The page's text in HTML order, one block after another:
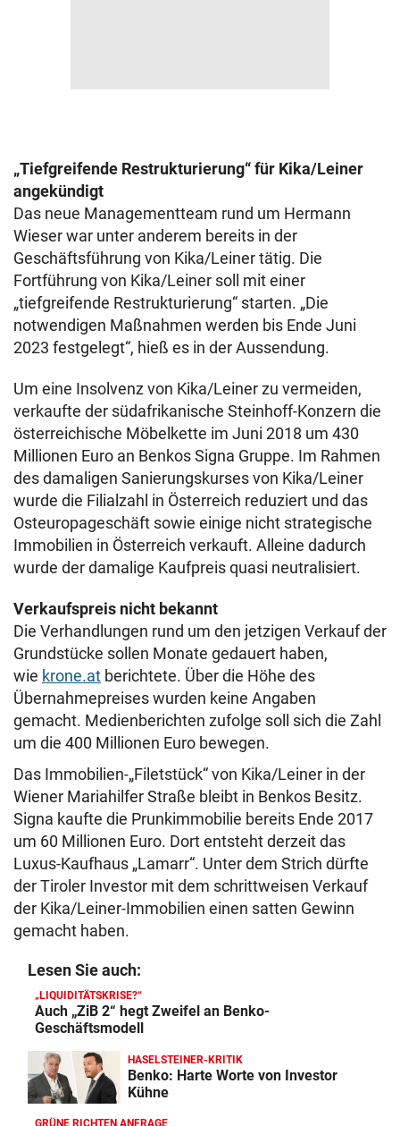
„Tiefgreifende Restrukturierung“ für Kika/Leiner
angekündigt
Das neue Managementteam rund um Hermann
Wieser war unter anderem bereits in der
Geschäftsführung von Kika/Leiner tätig. Die
Fortführung von Kika/Leiner soll mit einer
„tiefgreifende Restrukturierung“ starten. „Die
notwendigen Maßnahmen werden bis Ende Juni
2023 festgelegt“, hieß es in der Aussendung.
Um eine Insolvenz von Kika/Leiner zu vermeiden,
verkaufte der südafrikanische Steinhoff-Konzern die
österreichische Möbelkette im Juni 2018 um 430
Millionen Euro an Benkos Signa Gruppe. Im Rahmen
des damaligen Sanierungskurses von Kika/Leiner
wurde die Filialzahl in Österreich reduziert und das
Osteuropageschäft sowie einige nicht strategische
Immobilien in Österreich verkauft. Alleine dadurch
wurde der damalige Kaufpreis quasi neutralisiert.
Verkaufspreis nicht bekannt
Die Verhandlungen rund um den jetzigen Verkauf der
Grundstücke sollen Monate gedauert haben,
wie krone.at berichtete. Über die Höhe des
Übernahmepreises wurden keine Angaben
gemacht. Medienberichten zufolge soll sich die Zahl
um die 400 Millionen Euro bewegen.
Das Immobilien-„Filetstück“ von Kika/Leiner in der
Wiener Mariahilfer Straße bleibt in Benkos Besitz.
Signa kaufte die Prunkimmobilie bereits Ende 2017
um 60 Millionen Euro. Dort entsteht derzeit das
Luxus-Kaufhaus „Lamarr“. Unter dem Strich dürfte
der Tiroler Investor mit dem schrittweisen Verkauf
der Kika/Leiner-Immobilien einen satten Gewinn
gemacht haben.
Lesen Sie auch:
„LIQUIDITÄTSKRISE?“
Auch „ZiB 2“ hegt Zweifel an Benko-
Geschäftsmodell
HASELSTEINER-KRITIK
Benko: Harte Worte von Investor
Kühne